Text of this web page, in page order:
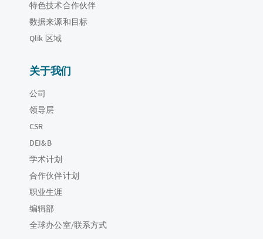
特色技术合作伙伴
数据来源和目标
Qlik 区域
关于我们
公司
领导层
CSR
DEI&B
学术计划
合作伙伴计划
职业生涯
编辑部
全球办公室/联系方式